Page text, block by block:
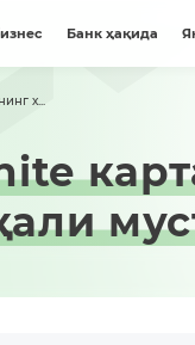
Банк ҳақида
х...